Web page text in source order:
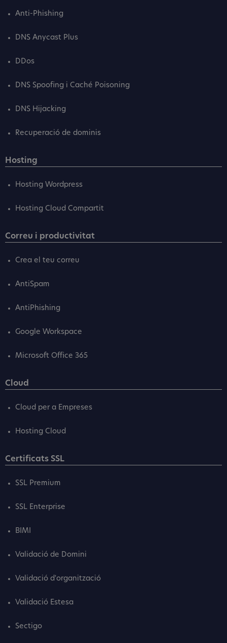
Anti-Phishing
DNS Anycast Plus
DDos
DNS Spoofing i Caché Poisoning
DNS Hijacking
Recuperació de dominis
Hosting
Hosting Wordpress
Hosting Cloud Compartit
Correu i productivitat
Crea el teu correu
AntiSpam
AntiPhishing
Google Workspace
Microsoft Office 365
Cloud
Cloud per a Empreses
Hosting Cloud
Certificats SSL
SSL Premium
SSL Enterprise
BIMI
Validació de Domini
Validació d'organització
Validació Estesa
Sectigo